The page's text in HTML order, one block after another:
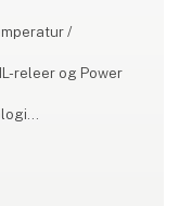
/
releer og Power